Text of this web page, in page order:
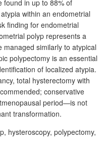
found in up to 88% of
within an endometrial
finding for endometrial
polyp represents a
similarly to atypical
polypectomy is an essential
of localized atypia.
total hysterectomy with
conservative
period—is not
transformation.
hysteroscopy, polypectomy,